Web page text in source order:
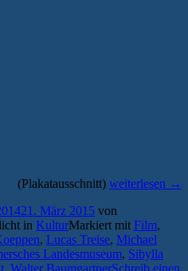
(Plakatausschnitt) „Kurzfilm
Greifswalder
Dichterin
Sibylla
Schwarz
weiterlesen →
21. März 2015 von
in KulturMarkiert mit Film,
, Lucas Treise, Michael
Landesmuseum, Sibylla